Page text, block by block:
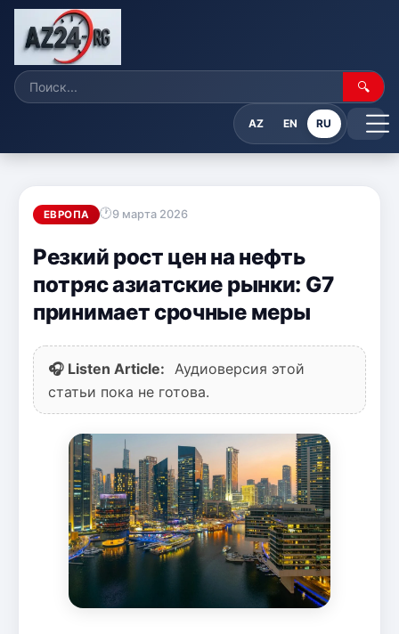
🔍
AZ EN RU
ЕВРОПА 9 марта 2026
Резкий рост цен на нефть
потряс азиатские рынки: G7
принимает срочные меры
🎧 Listen Article:
Аудиоверсия этой
статьи пока не готова.